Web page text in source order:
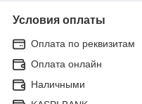
Условия оплаты
Оплата по реквизитам
Оплата онлайн
Наличными